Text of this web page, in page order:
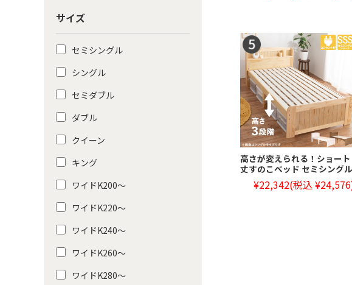
高さが変えられる！ショート
丈すのこベッド セミシングル
¥22,342(税込
サイズ
セミシングル
シングル
セミダブル
ダブル
クイーン
キング
ワイドK200〜
ワイドK220〜
ワイドK240〜
ワイドK260〜
ワイドK280〜